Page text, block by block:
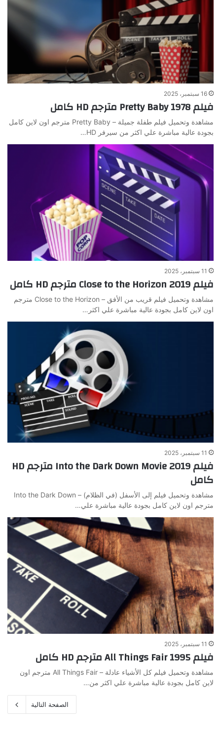
16 سبتمبر، 2025
فيلم Pretty Baby 1978 مترجم HD كامل
مشاهدة وتحميل فيلم طفلة جميلة – Pretty Baby مترجم اون لاين كامل
بجودة عالية مباشرة علي اكثر من سيرفر HD…
11 سبتمبر، 2025
فيلم Close to the Horizon 2019 مترجم HD كامل
مشاهدة وتحميل فيلم قريب من الأفق – Close to the Horizon مترجم
اون لاين كامل بجودة عالية مباشرة علي اكثر…
11 سبتمبر، 2025
فيلم Into the Dark Down Movie 2019 مترجم HD
كامل
مشاهدة وتحميل فيلم إلى الأسفل (في الظلام) – Into the Dark Down
مترجم اون لاين كامل بجودة عالية مباشرة علي…
11 سبتمبر، 2025
فيلم All Things Fair 1995 مترجم HD كامل
مشاهدة وتحميل فيلم كل الأشياء عادلة – All Things Fair مترجم اون
لاين كامل بجودة عالية مباشرة علي اكثر من…
الصفحة التالية